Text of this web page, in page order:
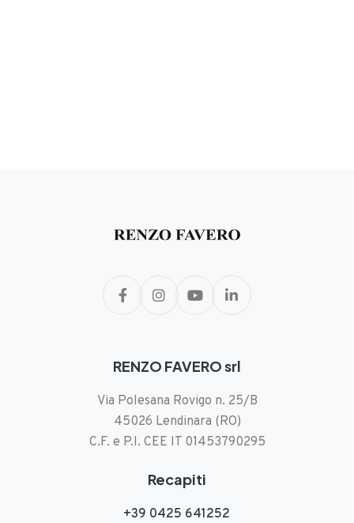
RENZO FAVERO srl
Via Polesana Rovigo n. 25/B
45026 Lendinara (RO)
C.F. e P.I. CEE IT 01453790295
Recapiti
+39 0425 641252